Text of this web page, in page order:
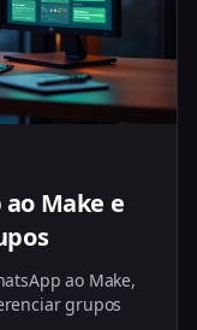
Make e
ao Make,
grupos